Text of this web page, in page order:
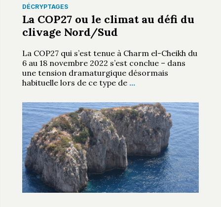
DÉCRYPTAGES
La COP27 ou le climat au défi du
clivage Nord/Sud
La COP27 qui s’est tenue à Charm el-Cheikh du
6 au 18 novembre 2022 s’est conclue – dans
une tension dramaturgique désormais
habituelle lors de ce type de …